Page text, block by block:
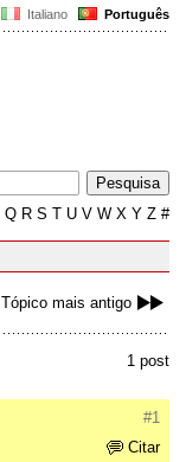
Italiano Português
Q R S T U V W X Y Z #
Tópico mais antigo
1 post
#1
Citar